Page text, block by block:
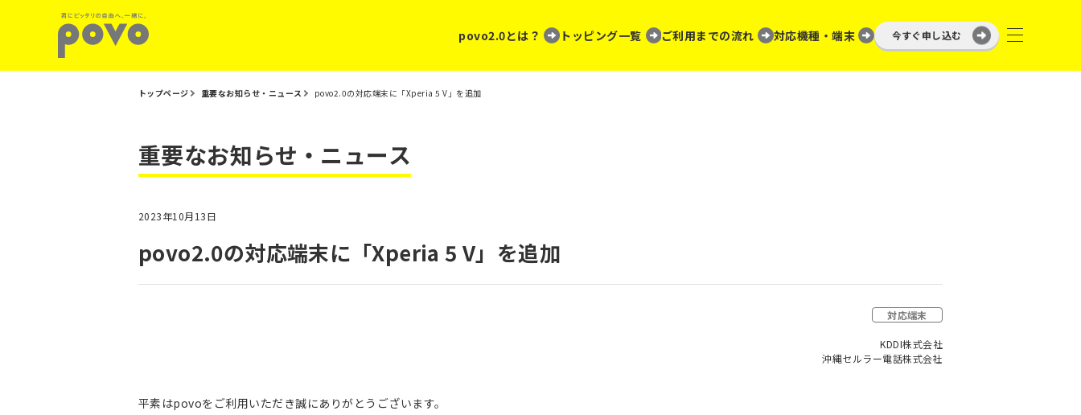
povo2.0とは？ トッピング一覧 ご利用までの流れ 対応機種・端末 今すぐ申し込む
トップページ 重要なお知らせ・ニュース povo2.0の対応端末に「Xperia 5 V」を追加
重要なお知らせ・ニュース
2023年10月13日
povo2.0の対応端末に「Xperia 5 V」を追加
対応端末
KDDI株式会社
沖縄セルラー電話株式会社
平素はpovoをご利用いただき誠にありがとうございます。